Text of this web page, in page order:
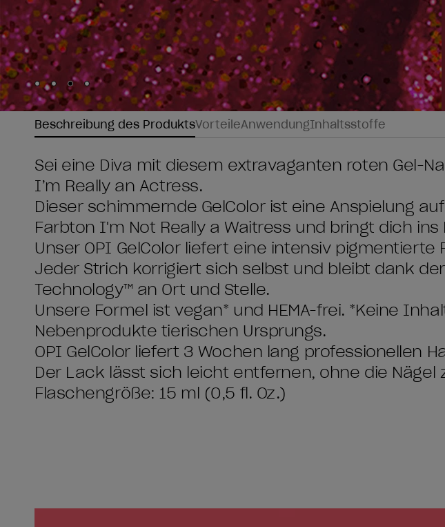
Skip to slide
Skip to slide2
Skip to slide 3
Skip to slide4
Beschreibung des ProduktsVorteileAnwendungInhaltsstoffe
Sei eine Diva mit diesem extravaganten roten Gel-
I’m Really an Actress.
Dieser schimmernde GelColor ist eine Anspielung
Farbton I'm Not Really a Waitress und bringt dich
Unser OPI GelColor liefert eine intensiv pigmentierte
Jeder Strich korrigiert sich selbst und bleibt dank
Technology™ an Ort und Stelle.
Unsere Formel ist vegan* und HEMA-frei. *Keine
Nebenprodukte tierischen Ursprungs.
OPI GelColor liefert 3 Wochen lang professionellen
Der Lack lässt sich leicht entfernen, ohne die Nägel
Flaschengröße: 15 ml (0,5 fl. Oz.)